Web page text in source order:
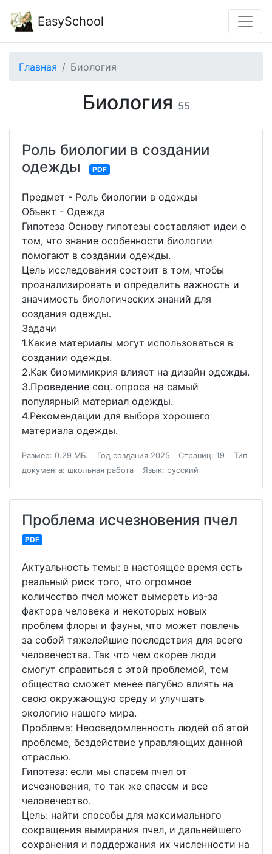
EasySchool
Главная Биология
Биология 55
Роль биологии в создании
одежды
PDF
Предмет - Роль биологии в одежды
Объект - Одежда
Гипотеза Основу гипотезы составляют идеи о
том, что знание особенности биологии
помогают в создании одежды.
Цель исследования состоит в том, чтобы
проанализировать и определить важность и
значимость биологических знаний для
создания одежды.
Задачи
1.Какие материалы могут использоваться в
создании одежды.
2.Как биомимикрия влияет на дизайн одежды.
3.Проведение соц. опроса на самый
популярный материал одежды.
4.Рекомендации для выбора хорошего
материала одежды.
Размер: 0.29 МБ. Год создания 2025 Страниц: 19
Тип
документа: школьная работа
Язык: русский
Проблема исчезновения пчел
PDF
Актуальность темы: в настоящее время есть
реальный риск того, что огромное
количество пчел может вымереть из-за
фактора человека и некоторых новых
проблем флоры и фауны, что может повлечь
за собой тяжелейшие последствия для всего
человечества. Так что чем скорее люди
смогут справиться с этой проблемой, тем
общество сможет менее пагубно влиять на
свою окружающую среду и улучшать
экологию нашего мира.
Проблема: Неосведомленность людей об этой
проблеме, бездействие управляющих данной
отраслью.
Гипотеза: если мы спасем пчел от
исчезновения, то так же спасем и все
человечество.
Цель: найти способы для максимального
сокращения вымирания пчел, и дальнейшего
сохранения и поддержания их численности на